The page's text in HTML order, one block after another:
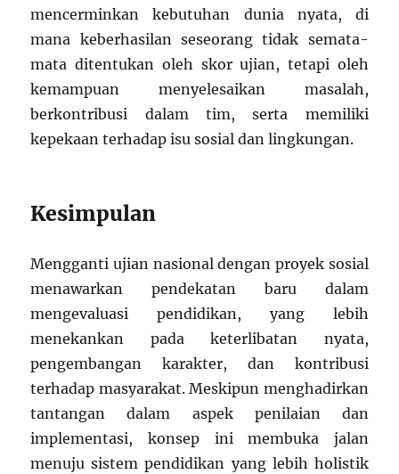
mencerminkan kebutuhan dunia nyata, di
mana keberhasilan seseorang tidak semata-
mata ditentukan oleh skor ujian, tetapi oleh
kemampuan menyelesaikan masalah,
berkontribusi dalam tim, serta memiliki
kepekaan terhadap isu sosial dan lingkungan.
Kesimpulan
Mengganti ujian nasional dengan proyek sosial
menawarkan pendekatan baru dalam
mengevaluasi pendidikan, yang lebih
menekankan pada keterlibatan nyata,
pengembangan karakter, dan kontribusi
terhadap masyarakat. Meskipun menghadirkan
tantangan dalam aspek penilaian dan
implementasi, konsep ini membuka jalan
menuju sistem pendidikan yang lebih holistik